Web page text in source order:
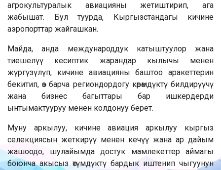
агрокультуралык авиацияны жетиштирип, ага
жабышат. Бул туурда, Кыргызстандагы кичине
аэропорттар жайгашкан.
Майда, анда международдук катыштуулор жана
тиешелүү кесиптик жарандар кылычы менен
жүргүзүлүп, кичине авиацияны баштоо аракеттерин
бекитип, өз барча региондордогу көрөмдүктү билдирүүчү
жана бизнес багыттары бар ишкердерди
ынтымактууруу менен колдонуу берет.
Муну аркылуу, кичине авиация аркылуу кыргыз
селекциясын жеткирүү менен кечүү жана ар дайым
жашоодо, шулайымда достук мамлекеттер аймагы
боюнча акысыз өтүмдүктү бардык иштенип чыгуунун